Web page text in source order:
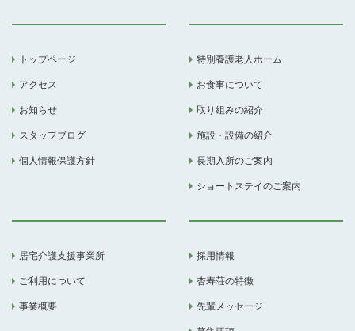
トップページ
アクセス
お知らせ
スタッフブログ
個人情報保護方針
特別養護老人ホーム
お食事について
取り組みの紹介
施設・設備の紹介
長期入所のご案内
ショートステイのご案内
居宅介護支援事業所
ご利用について
事業概要
採用情報
杏寿荘の特徴
先輩メッセージ